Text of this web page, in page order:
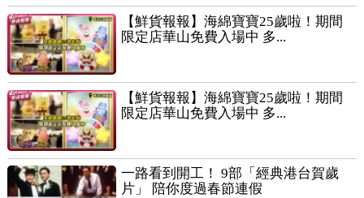
【鮮貨報報】海綿寶寶25歲啦！期間
限定店華山免費入場中 多...
【鮮貨報報】海綿寶寶25歲啦！期間
限定店華山免費入場中 多...
一路看到開工！ 9部「經典港台賀歲
片」 陪你度過春節連假